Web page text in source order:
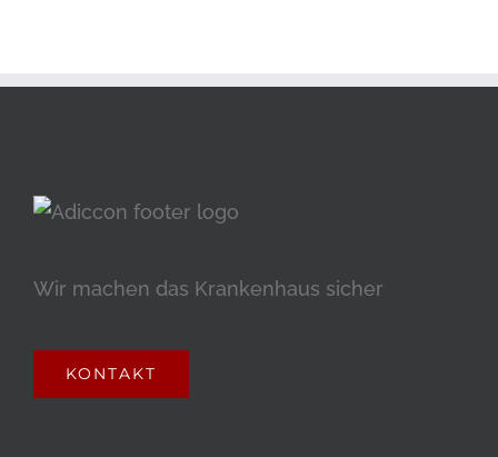
Wir machen das Krankenhaus sicher
KONTAKT